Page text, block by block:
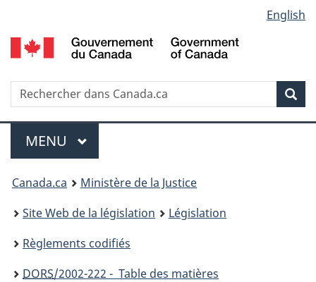
au
contenu
propos
de
la
HTML
simplifiée
selection
English
Recherche
Menu
MENU PRINCIPAL
You
are
here:
Canada.ca
Ministère de la Justice
Site Web de la législation
Législation
Règlements codifiés
DORS/2002-222 - Table des matières